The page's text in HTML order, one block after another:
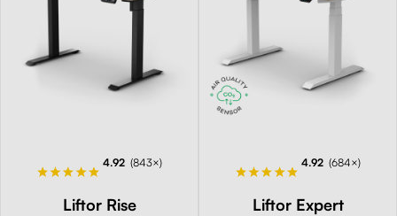
4.92 (843×)
Liftor Rise
4.92 (684×)
Liftor Expert